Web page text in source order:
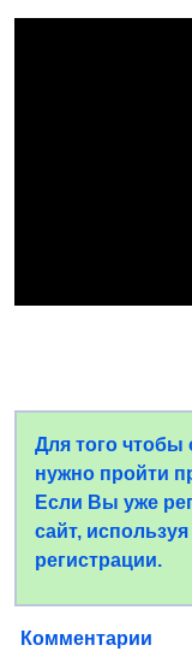
Для того чтобы
нужно пройти
Если Вы уже
сайт,
регистрации.
Комментарии